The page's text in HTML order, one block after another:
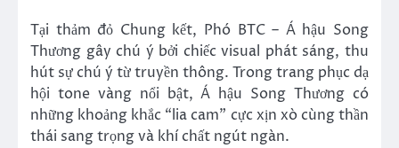
Tại thảm đỏ Chung kết, Phó BTC – Á hậu Song
Thương gây chú ý bởi chiếc visual phát sáng, thu
hút sự chú ý từ truyền thông. Trong trang phục dạ
hội tone vàng nổi bật, Á hậu Song Thương có
những khoảng khắc “lia cam” cực xịn xò cùng thần
thái sang trọng và khí chất ngút ngàn.